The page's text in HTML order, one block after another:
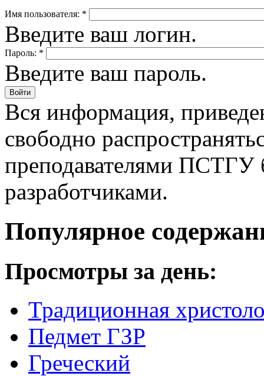
Имя пользователя: *
Введите ваш логин.
Пароль: *
Введите ваш пароль.
Вся информация,
свободно
преподавателями ПСТГУ
разработчиками.
Популярное
Просмотры за день:
Традиционная
Педмет ГЗР
Греческий